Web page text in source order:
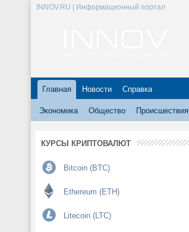
INNOV.RU | Информационный портал
Главная Новости Справка
Экономика Общество Происшествия
КУРСЫ КРИПТОВАЛЮТ
Bitcoin (BTC)
Ethereum (ETH)
Litecoin (LTC)